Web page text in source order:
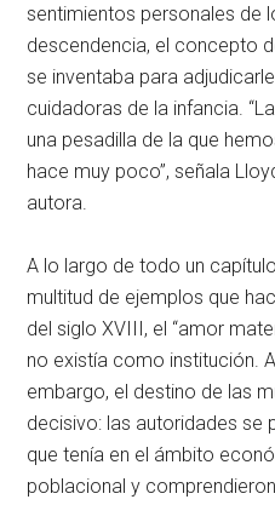
sentimientos personales de
descendencia, el concepto
se inventaba para
cuidadoras de la infancia.
una pesadilla de la que
hace muy poco”, señala
autora.
A lo largo de todo un
multitud de ejemplos que
del siglo XVIII, el “amor
no existía como institución.
embargo, el destino de las
decisivo: las autoridades se
que tenía en el ámbito
poblacional y